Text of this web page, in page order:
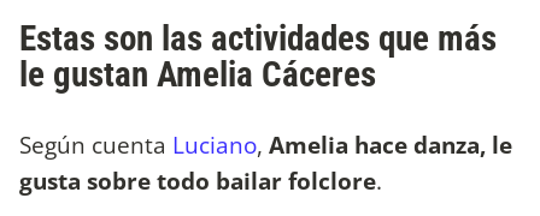
Estas son las actividades que más
le gustan Amelia Cáceres
Según cuenta Luciano, Amelia hace danza, le
gusta sobre todo bailar folclore.